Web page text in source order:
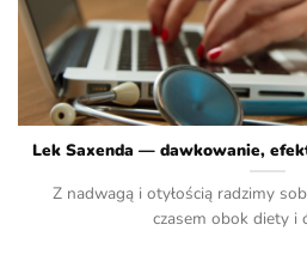
Lek Saxenda — dawkowanie,
Z nadwagą i otyłością radzimy
czasem obok diety i